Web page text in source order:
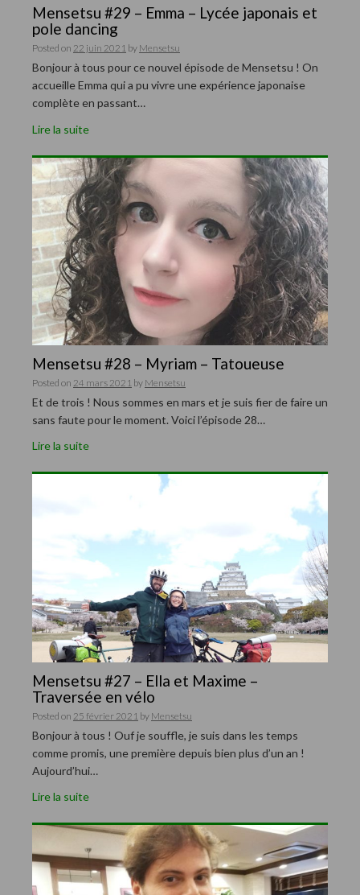
Mensetsu #29 – Emma – Lycée japonais et
pole dancing
Posted on 22 juin 2021 by Mensetsu
Bonjour à tous pour ce nouvel épisode de Mensetsu ! On
accueille Emma qui a pu vivre une expérience japonaise
complète en passant…
Lire la suite
Mensetsu #28 – Myriam – Tatoueuse
Posted on 24 mars 2021 by Mensetsu
Et de trois ! Nous sommes en mars et je suis fier de faire un
sans faute pour le moment. Voici l’épisode 28…
Lire la suite
Mensetsu #27 – Ella et Maxime –
Traversée en vélo
Posted on 25 février 2021 by Mensetsu
Bonjour à tous ! Ouf je souffle, je suis dans les temps
comme promis, une première depuis bien plus d’un an !
Aujourd’hui…
Lire la suite